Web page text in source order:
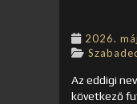
2026.
Az eddigi
következő